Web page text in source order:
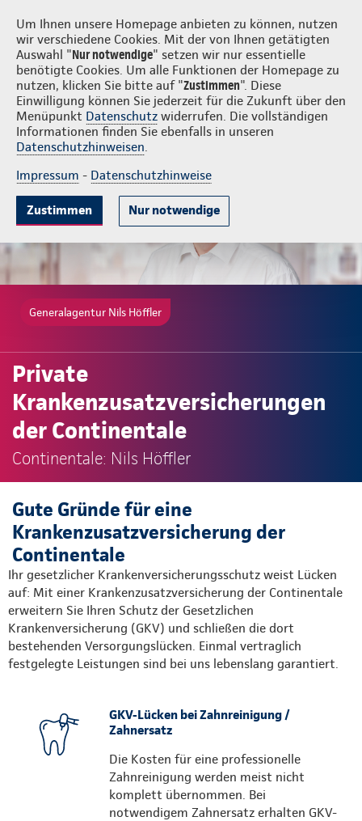
Um Ihnen unsere Homepage anbieten zu können, nutzen
wir verschiedene Cookies. Mit der von Ihnen getätigten
Auswahl "Nur notwendige" setzen wir nur essentielle
benötigte Cookies. Um alle Funktionen der Homepage zu
nutzen, klicken Sie bitte auf "Zustimmen". Diese
Einwilligung können Sie jederzeit für die Zukunft über den
Menüpunkt Datenschutz widerrufen. Die vollständigen
Informationen finden Sie ebenfalls in unseren
Datenschutzhinweisen.
Impressum - Datenschutzhinweise
Zustimmen Nur notwendige
Nils Höffler Login
Ambulante Zusatzversicherung Krankenhauszusatzversicherung
Generalagentur Nils Höffler
Private
Krankenzusatzversicherungen
der Continentale
Continentale: Nils Höffler
Gute Gründe für eine
Krankenzusatzversicherung der
Continentale
Ihr gesetzlicher Krankenversicherungsschutz weist Lücken
auf: Mit einer Krankenzusatzversicherung der Continentale
erweitern Sie Ihren Schutz der Gesetzlichen
Krankenversicherung (GKV) und schließen die dort
bestehenden Versorgungslücken. Einmal vertraglich
festgelegte Leistungen sind bei uns lebenslang garantiert.
GKV-Lücken bei Zahnreinigung /
Zahnersatz
Die Kosten für eine professionelle
Zahnreinigung werden meist nicht
komplett übernommen. Bei
notwendigem Zahnersatz erhalten GKV-